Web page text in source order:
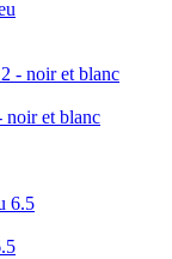
noir et blanc